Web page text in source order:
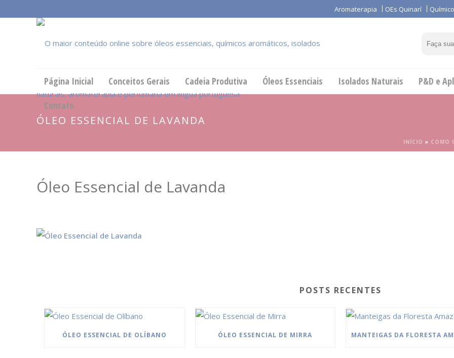
Aromaterapia OEs Quinarí
Página Inicial Conceitos Gerais Cadeia Produtiva Óleos Essenciais Isolados Naturais P&D e
Contato
ÓLEO ESSENCIAL DE LAVANDA
INÍCIO » COMO
Óleo Essencial de Lavanda
POSTS RECENTES
ÓLEO ESSENCIAL DE OLÍBANO ÓLEO ESSENCIAL DE MIRRA